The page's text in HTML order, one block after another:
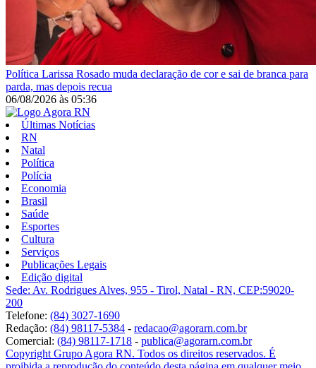
Política Larissa Rosado muda declaração de cor e sai de branca para
parda, mas depois recua
06/08/2026 às 05:36
Últimas Notícias
RN
Natal
Política
Polícia
Economia
Brasil
Saúde
Esportes
Cultura
Serviços
Publicações Legais
Edição digital
Sede: Av. Rodrigues Alves, 955 - Tirol, Natal - RN, CEP:59020-
200
Telefone: (84) 3027-1690
Redação: (84) 98117-5384 - redacao@agorarn.com.br
Comercial: (84) 98117-1718 - publica@agorarn.com.br
Copyright Grupo Agora RN. Todos os direitos reservados. É